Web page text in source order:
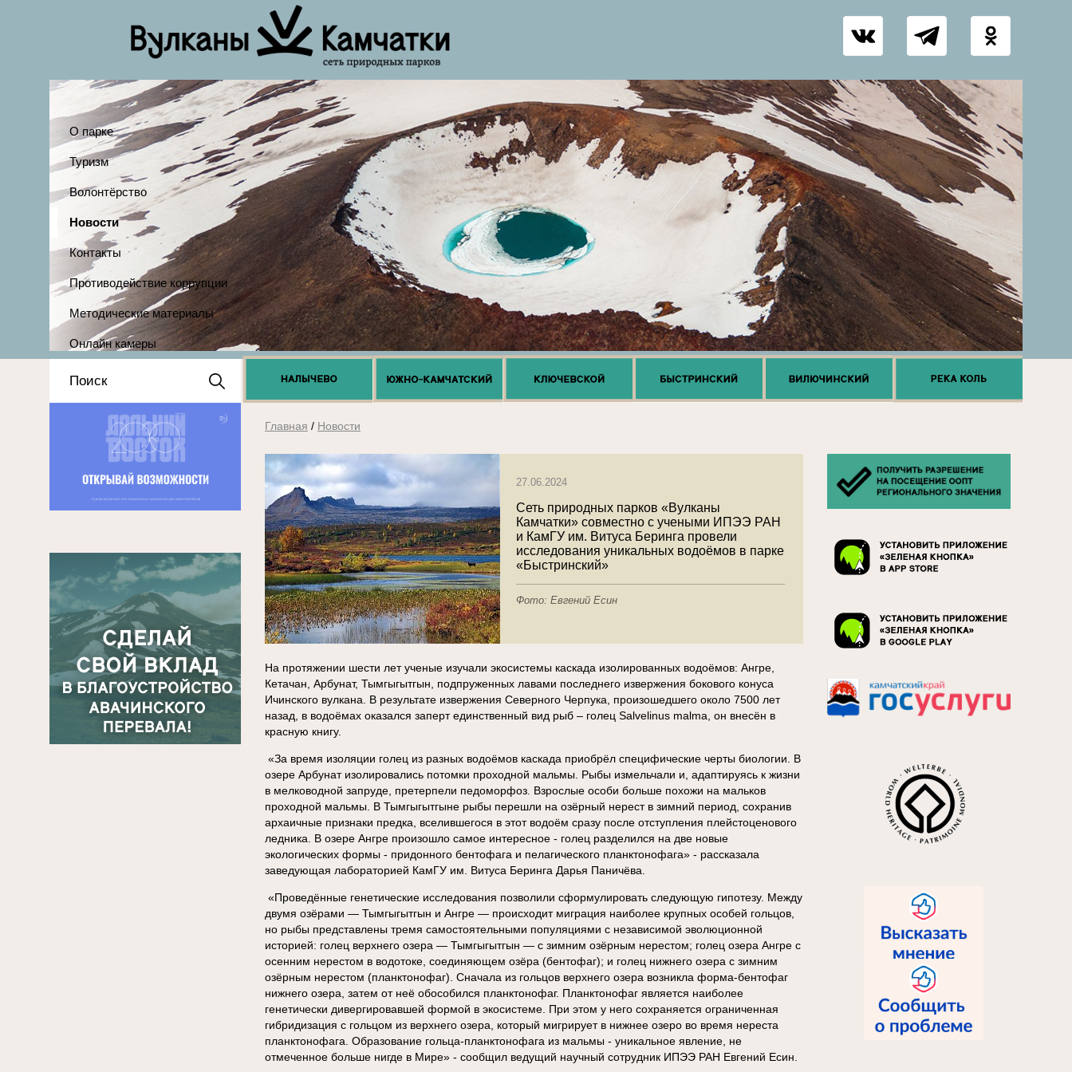
О парке
Туризм
Волонтёрство
Новости
Контакты
Противодействие коррупции
Методические материалы
Онлайн камеры
Положение о выдаче
разрешений 2025
Главная / Новости
27.06.2024
Сеть природных парков «Вулканы
Камчатки» совместно с учеными ИПЭЭ РАН
и КамГУ им. Витуса Беринга провели
исследования уникальных водоёмов в парке
«Быстринский»
Фото: Евгений Есин
На протяжении шести лет ученые изучали экосистемы каскада изолированных водоёмов: Ангре,
Кетачан, Арбунат, Тымгыгытгын, подпруженных лавами последнего извержения бокового конуса
Ичинского вулкана. В результате извержения Северного Черпука, произошедшего около 7500 лет
назад, в водоёмах оказался заперт единственный вид рыб – голец Salvelinus malma, он внесён в
красную книгу.
«За время изоляции голец из разных водоёмов каскада приобрёл специфические черты биологии. В
озере Арбунат изолировались потомки проходной мальмы. Рыбы измельчали и, адаптируясь к жизни
в мелководной запруде, претерпели педоморфоз. Взрослые особи больше похожи на мальков
проходной мальмы. В Тымгыгытгыне рыбы перешли на озёрный нерест в зимний период, сохранив
архаичные признаки предка, вселившегося в этот водоём сразу после отступления плейстоценового
ледника. В озере Ангре произошло самое интересное - голец разделился на две новые
экологических формы - придонного бентофага и пелагического планктонофага» - рассказала
заведующая лабораторией КамГУ им. Витуса Беринга Дарья Паничёва.
«Проведённые генетические исследования позволили сформулировать следующую гипотезу. Между
двумя озёрами — Тымгыгытгын и Ангре — происходит миграция наиболее крупных особей гольцов,
но рыбы представлены тремя самостоятельными популяциями с независимой эволюционной
историей: голец верхнего озера — Тымгыгытгын — с зимним озёрным нерестом; голец озера Ангре с
осенним нерестом в водотоке, соединяющем озёра (бентофаг); и голец нижнего озера с зимним
озёрным нерестом (планктонофаг). Сначала из гольцов верхнего озера возникла форма-бентофаг
нижнего озера, затем от неё обособился планктонофаг. Планктонофаг является наиболее
генетически дивергировавшей формой в экосистеме. При этом у него сохраняется ограниченная
гибридизация с гольцом из верхнего озера, который мигрирует в нижнее озеро во время нереста
планктонофага. Образование гольца-планктонофага из мальмы - уникальное явление, не
отмеченное больше нигде в Мире» - сообщил ведущий научный сотрудник ИПЭЭ РАН Евгений Есин.